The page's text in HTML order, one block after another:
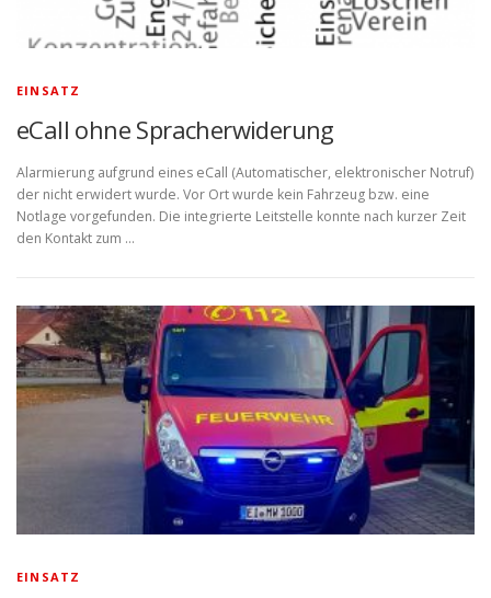
EINSATZ
eCall ohne Spracherwiderung
Alarmierung aufgrund eines eCall (Automatischer, elektronischer Notruf)
der nicht erwidert wurde. Vor Ort wurde kein Fahrzeug bzw. eine
Notlage vorgefunden. Die integrierte Leitstelle konnte nach kurzer Zeit
den Kontakt zum …
EINSATZ